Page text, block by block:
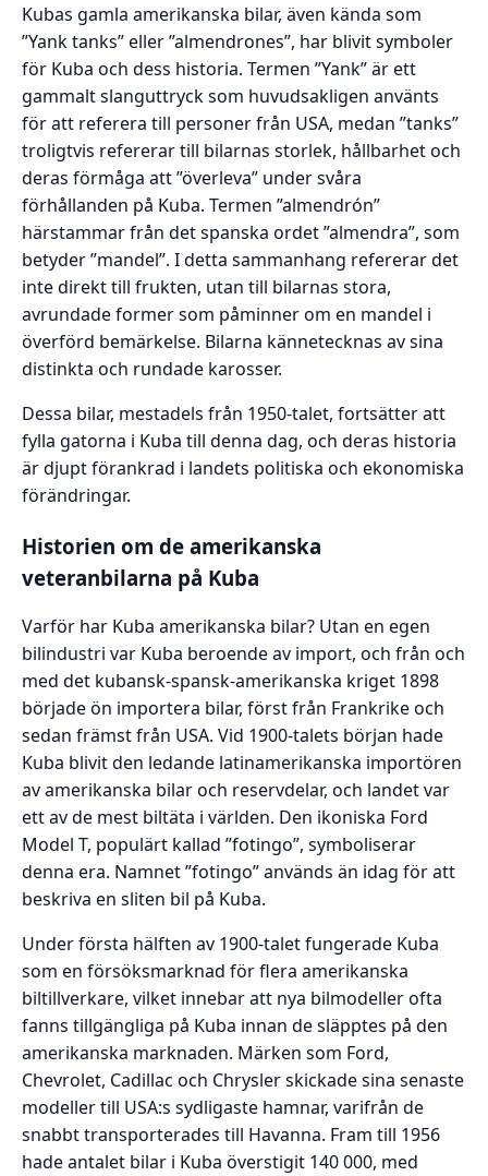
Kubas gamla amerikanska bilar, även kända som
”Yank tanks” eller ”almendrones”, har blivit symboler
för Kuba och dess historia. Termen ”Yank” är ett
gammalt slanguttryck som huvudsakligen använts
för att referera till personer från USA, medan ”tanks”
troligtvis refererar till bilarnas storlek, hållbarhet och
deras förmåga att ”överleva” under svåra
förhållanden på Kuba. Termen ”almendrón”
härstammar från det spanska ordet ”almendra”, som
betyder ”mandel”. I detta sammanhang refererar det
inte direkt till frukten, utan till bilarnas stora,
avrundade former som påminner om en mandel i
överförd bemärkelse. Bilarna kännetecknas av sina
distinkta och rundade karosser.
Dessa bilar, mestadels från 1950-talet, fortsätter att
fylla gatorna i Kuba till denna dag, och deras historia
är djupt förankrad i landets politiska och ekonomiska
förändringar.
Historien om de amerikanska
veteranbilarna på Kuba
Varför har Kuba amerikanska bilar? Utan en egen
bilindustri var Kuba beroende av import, och från och
med det kubansk-spansk-amerikanska kriget 1898
började ön importera bilar, först från Frankrike och
sedan främst från USA. Vid 1900-talets början hade
Kuba blivit den ledande latinamerikanska importören
av amerikanska bilar och reservdelar, och landet var
ett av de mest biltäta i världen. Den ikoniska Ford
Model T, populärt kallad ”fotingo”, symboliserar
denna era. Namnet ”fotingo” används än idag för att
beskriva en sliten bil på Kuba.
Under första hälften av 1900-talet fungerade Kuba
som en försöksmarknad för flera amerikanska
biltillverkare, vilket innebar att nya bilmodeller ofta
fanns tillgängliga på Kuba innan de släpptes på den
amerikanska marknaden. Märken som Ford,
Chevrolet, Cadillac och Chrysler skickade sina senaste
modeller till USA:s sydligaste hamnar, varifrån de
snabbt transporterades till Havanna. Fram till 1956
hade antalet bilar i Kuba överstigit 140 000, med